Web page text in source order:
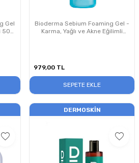
Gel
500
Bioderma Sebium Foaming Gel -
Karma, Yağlı ve Akne Eğilimli
979,00 TL
SEPETE EKLE
DERMOSKIN